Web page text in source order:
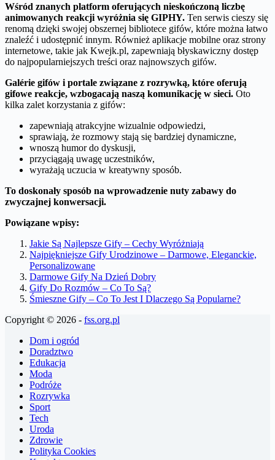
Wśród znanych platform oferujących nieskończoną liczbę
animowanych reakcji wyróżnia się GIPHY. Ten serwis cieszy się
renomą dzięki swojej obszernej bibliotece gifów, które można łatwo
znaleźć i udostępnić innym. Również aplikacje mobilne oraz strony
internetowe, takie jak Kwejk.pl, zapewniają błyskawiczny dostęp
do najpopularniejszych treści oraz najnowszych gifów.
Galérie gifów i portale związane z rozrywką, które oferują
gifowe reakcje, wzbogacają naszą komunikację w sieci. Oto
kilka zalet korzystania z gifów:
zapewniają atrakcyjne wizualnie odpowiedzi,
sprawiają, że rozmowy stają się bardziej dynamiczne,
wnoszą humor do dyskusji,
przyciągają uwagę uczestników,
wyrażają uczucia w kreatywny sposób.
To doskonały sposób na wprowadzenie nuty zabawy do
zwyczajnej konwersacji.
Powiązane wpisy:
Jakie Są Najlepsze Gify – Cechy Wyróżniają
Najpiękniejsze Gify Urodzinowe – Darmowe, Eleganckie,
Personalizowane
Darmowe Gify Na Dzień Dobry
Gify Do Rozmów – Co To Są?
Śmieszne Gify – Co To Jest I Dlaczego Są Popularne?
Copyright © 2026 - fss.org.pl
Dom i ogród
Doradztwo
Edukacja
Moda
Podróże
Rozrywka
Sport
Tech
Uroda
Zdrowie
Polityka Cookies